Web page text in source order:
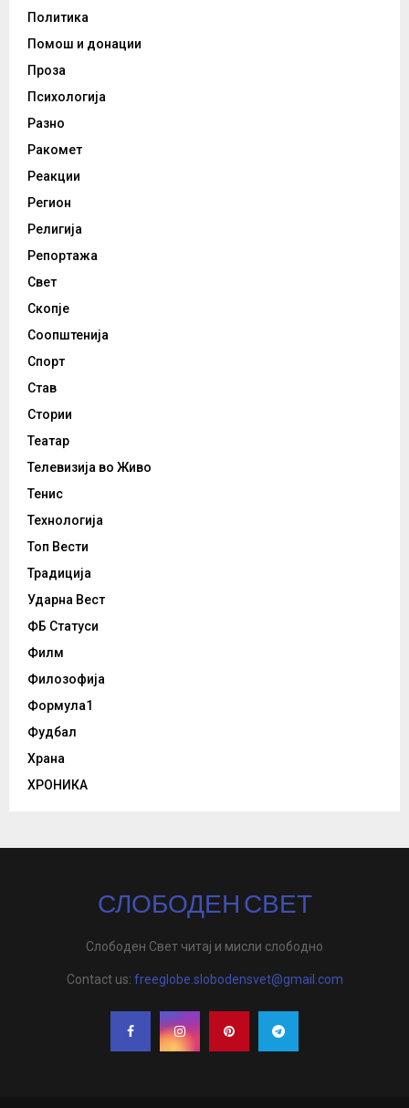
Политика
Помош и донации
Проза
Психологија
Разно
Ракомет
Реакции
Регион
Религија
Репортажа
Свет
Скопје
Соопштенија
Спорт
Став
Стории
Театар
Телевизија во Живо
Тенис
Технологија
Топ Вести
Традиција
Ударна Вест
ФБ Статуси
Филм
Филозофија
Формула1
Фудбал
Храна
ХРОНИКА
СЛОБОДЕН СВЕТ
Слободен Свет читај и мисли слободно
Contact us: freeglobe.slobodensvet@gmail.com